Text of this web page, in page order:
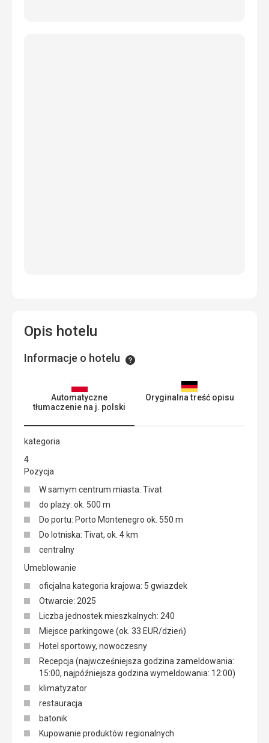
Automatyczne
tłumaczenie na j. polski
Oryginalna treść opisu
kategoria
4
Pozycja
W samym centrum miasta: Tivat
do plaży: ok. 500 m
Do portu: Porto Montenegro ok. 550 m
Do lotniska: Tivat, ok. 4 km
centralny
Umeblowanie
oficjalna kategoria krajowa: 5 gwiazdek
Otwarcie: 2025
Liczba jednostek mieszkalnych: 240
Miejsce parkingowe (ok. 33 EUR/dzień)
Hotel sportowy, nowoczesny
Recepcja (najwcześniejsza godzina zameldowania:
15:00, najpóźniejsza godzina wymeldowania: 12:00)
klimatyzator
restauracja
batonik
Kupowanie produktów regionalnych
Opis hotelu
Informacje o hotelu Informacje